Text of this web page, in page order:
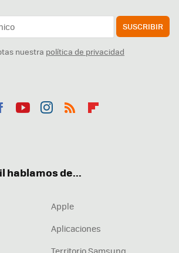
SUSCRIBIR
nuestra política de privacidad
hablamos de...
Apple
Aplicaciones
Territorio Samsung